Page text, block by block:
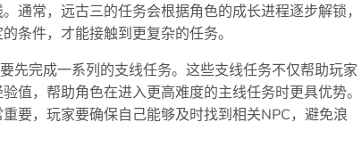
通常，远古三的任务会根据角色的成长进程逐步解锁，
条件，才能接触到更复杂的任务。
先完成一系列的支线任务。这些支线任务不仅帮助玩家
值，帮助角色在进入更高难度的主线任务时更具优势。
要，玩家要确保自己能够及时找到相关NPC，避免浪